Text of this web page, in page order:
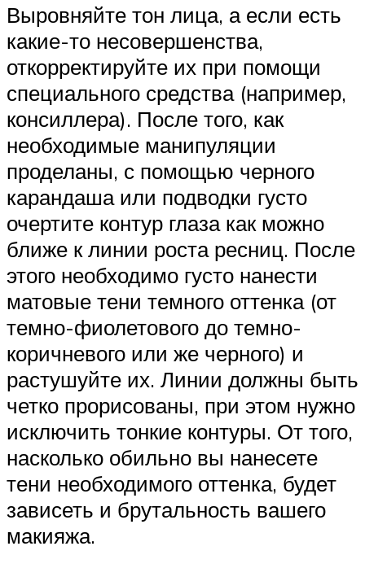
Выровняйте тон лица, а если есть
какие-то несовершенства,
откорректируйте их при помощи
специального средства (например,
консиллера). После того, как
необходимые манипуляции
проделаны, с помощью черного
карандаша или подводки густо
очертите контур глаза как можно
ближе к линии роста ресниц. После
этого необходимо густо нанести
матовые тени темного оттенка (от
темно-фиолетового до темно-
коричневого или же черного) и
растушуйте их. Линии должны быть
четко прорисованы, при этом нужно
исключить тонкие контуры. От того,
насколько обильно вы нанесете
тени необходимого оттенка, будет
зависеть и брутальность вашего
макияжа.